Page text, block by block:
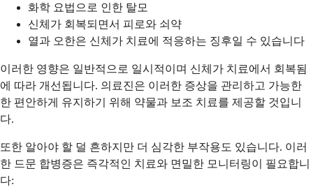
화학 요법으로 인한 탈모
신체가 회복되면서 피로와 쇠약
열과 오한은 신체가 치료에 적응하는 징후일 수 있습니다
이러한 영향은 일반적으로 일시적이며 신체가 치료에서 회복됨
에 따라 개선됩니다. 의료진은 이러한 증상을 관리하고 가능한
한 편안하게 유지하기 위해 약물과 보조 치료를 제공할 것입니
다.
또한 알아야 할 덜 흔하지만 더 심각한 부작용도 있습니다. 이러
한 드문 합병증은 즉각적인 치료와 면밀한 모니터링이 필요합니
다: